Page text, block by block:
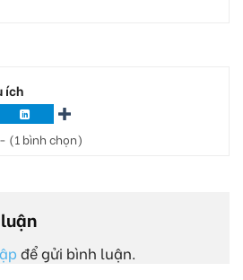
ích
(1 bình chọn)
để gửi bình luận.